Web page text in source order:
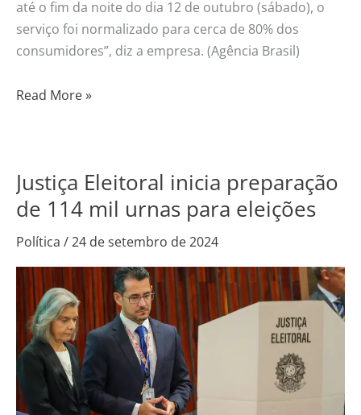
até o fim da noite do dia 12 de outubro (sábado), o
serviço foi normalizado para cerca de 80% dos
consumidores”, diz a empresa. (Agência Brasil)
Read More »
Justiça Eleitoral inicia preparação
de 114 mil urnas para eleições
Política /24 de setembro de 2024
Justiça
Eleitoral
inicia
preparação
de
114
mil
urnas
para
eleições